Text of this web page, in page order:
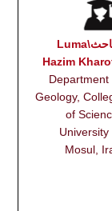
الباحث\Luma
Hazim
Department
Geology,
of
University
Mosul,